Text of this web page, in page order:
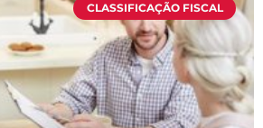
CLASSIFICAÇÃO FISCAL